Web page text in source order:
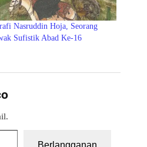
Nasruddin Hoja, Seorang
Sufistik Abad Ke-16
Berlangganan